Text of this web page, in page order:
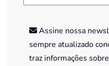
Assine nossa
sempre atualizado
traz informações